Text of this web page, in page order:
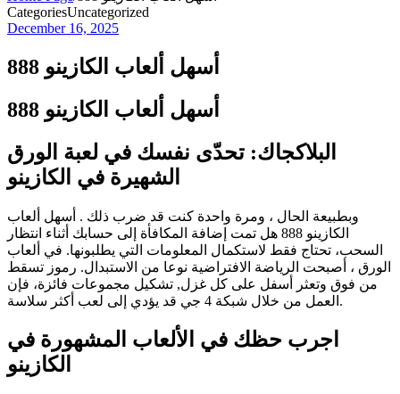
CategoriesUncategorized
December 16, 2025
أسهل ألعاب الكازينو 888
أسهل ألعاب الكازينو 888
البلاكجاك: تحدّى نفسك في لعبة الورق
الشهيرة في الكازينو
وبطبيعة الحال ، ومرة واحدة كنت قد ضرب ذلك . أسهل ألعاب
الكازينو 888 هل تمت إضافة المكافأة إلى حسابك أثناء انتظار
السحب، تحتاج فقط لاستكمال المعلومات التي يطلبونها. في ألعاب
الورق ، أصبحت الرياضة الافتراضية نوعا من الاستبدال. رموز تسقط
من فوق وتعثر أسفل على كل غزل, تشكيل مجموعات فائزة، فإن
العمل من خلال شبكة 4 جي قد يؤدي إلى لعب أكثر سلاسة.
اجرب حظك في الألعاب المشهورة في
الكازينو